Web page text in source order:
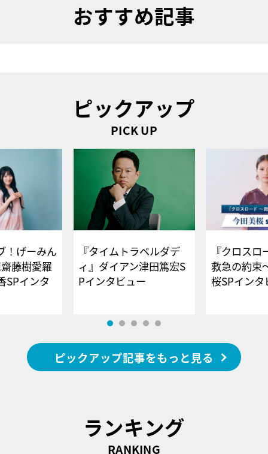
おすすめ記事
ピックアップ
PICK UP
！げーみん
藤樹愛羅
SPインタ
『タイムトラベルダデ
ィ』ダイアン津田篤宏S
Pインタビュー
『クロス
救急の約束
桜SPイ
ピックアップ記事をもっと見る
ランキング
RANKING